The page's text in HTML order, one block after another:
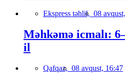
Ekspress təhlil, 08
Məhkəmə icmalı:
il
Qafqaz, 08 avqust, 16:47